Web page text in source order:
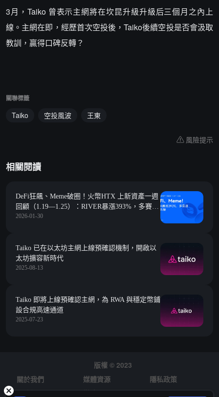
3月，Taiko 曾表示主網將在坎昆升級升級后三個月之內上
線。主網在即，經歷首次空投後，Taiko後續空投是否會汲取
教訓，贏得口碑反轉？
關聯標籤
Taiko 空投風波 王東
風險提示
相關閱讀
DeFi狂飆、Meme破圈！火幣HTX 上新資產一週
回顧（1.19—1.25）：RIVER暴漲393%，多賽道
熱度共振
2026-01-30
Taiko 已在以太坊主網上線預確認機制，開啟以
太坊擴容新時代
2025-08-13
Taiko 即將上線預確認主網，為 RWA 與穩定幣鋪
設合規高速通道
2025-07-23
版權 © 2023
關於我們
媒體資源
隱私政策
風險提示
徵才